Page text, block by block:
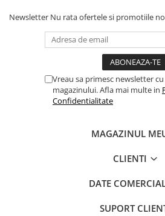
Newsletter Nu rata ofertele si promotiile
Vreau sa primesc newsletter
magazinului. Afla mai multe in
Confidentialitate
MAGAZINUL
CLIENTI
DATE
SUPORT